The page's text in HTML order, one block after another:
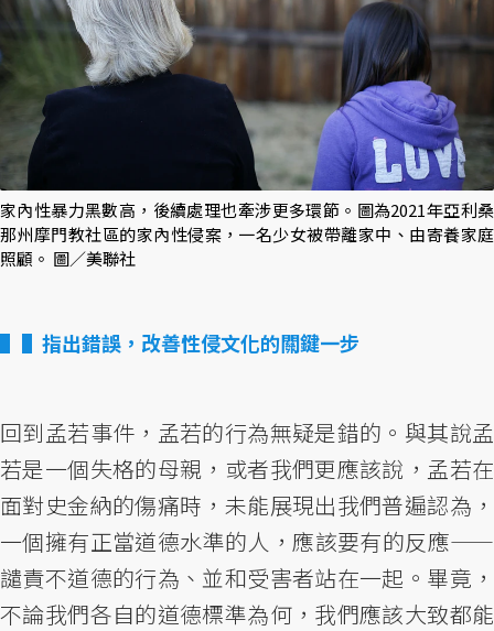
家內性暴力黑數高，後續處理也牽涉更多環節。圖為2021年亞利桑
那州摩門教社區的家內性侵案，一名少女被帶離家中、由寄養家庭
照顧。 圖／美聯社
▌指出錯誤，改善性侵文化的關鍵一步
回到孟若事件，孟若的行為無疑是錯的。與其說孟
若是一個失格的母親，或者我們更應該說，孟若在
面對史金納的傷痛時，未能展現出我們普遍認為，
一個擁有正當道德水準的人，應該要有的反應——
譴責不道德的行為、並和受害者站在一起。畢竟，
不論我們各自的道德標準為何，我們應該大致都能